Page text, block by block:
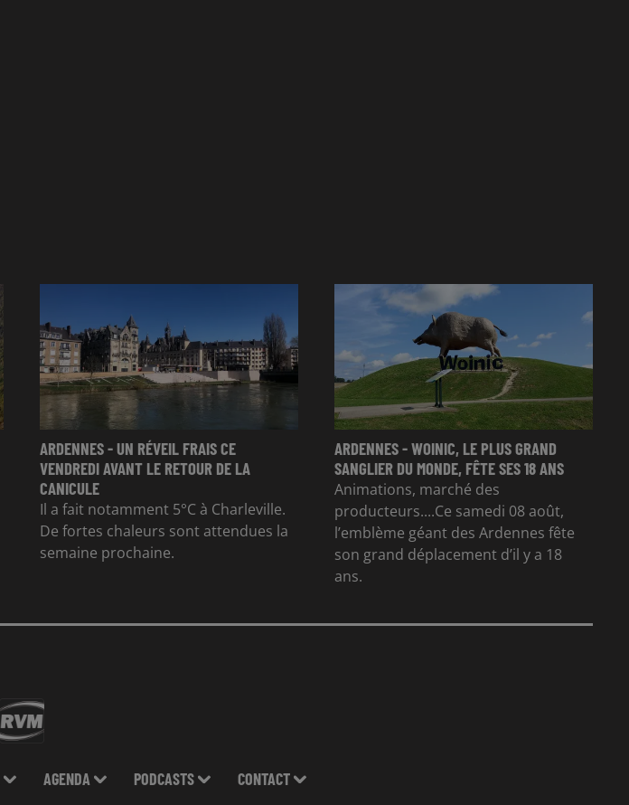
ARDENNES - UN RÉVEIL FRAIS CE
VENDREDI AVANT LE RETOUR DE LA
CANICULE
Il a fait notamment 5°C à Charleville.
De fortes chaleurs sont attendues la
semaine prochaine.
ARDENNES - WOINIC, LE PLUS GRAND
SANGLIER DU MONDE, FÊTE SES 18 ANS
Animations, marché des
producteurs....Ce samedi 08 août,
l’emblème géant des Ardennes fête
son grand déplacement d’il y a 18
ans.
AGENDA PODCASTS CONTACT